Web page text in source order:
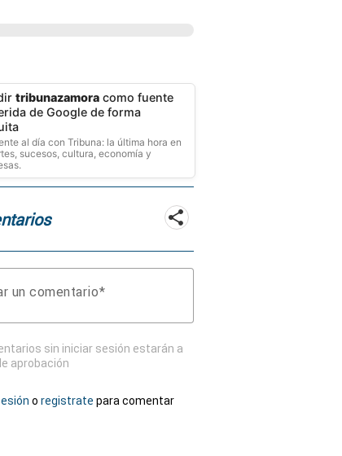
tribunazamora como fuente
de Google de forma
al día con Tribuna: la última hora en
sucesos, cultura, economía y
un comentario
sin iniciar sesión estarán a
aprobación
o registrate para comentar